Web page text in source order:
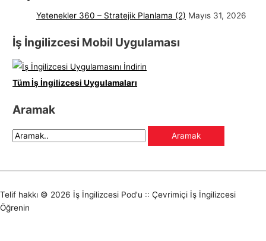
Yetenekler 360 – Stratejik Planlama (2) Mayıs 31, 2026
İş İngilizcesi Mobil Uygulaması
Tüm İş İngilizcesi Uygulamaları
Aramak
Telif hakkı © 2026 İş İngilizcesi Pod'u :: Çevrimiçi İş İngilizcesi
Öğrenin